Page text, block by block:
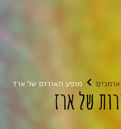
מופע האורות של ארז
של ארז